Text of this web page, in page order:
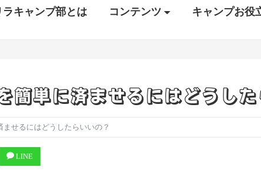
ラキャンプ部とは コンテンツ キャンプお役
簡単に済ませるにはどうし
せるにはどうしたらいいの？
LINE